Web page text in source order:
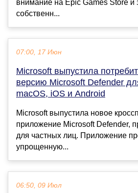
внимание на Epic Games Store и
собственн...
07:00, 17 Июн
Microsoft выпустила
версию Microsoft Defender
macOS, iOS и Android
Microsoft выпустила новое
приложение Microsoft Defender,
для частных лиц. Приложение
упрощенную...
06:50, 09 Июл